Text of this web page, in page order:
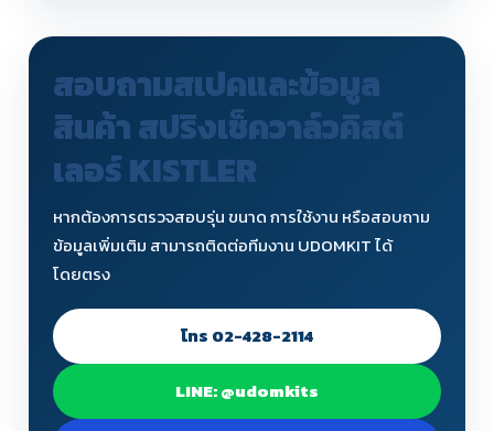
สอบถามสเปคและข้อมูล
สินค้า สปริงเช็ควาล์วคิสต์
เลอร์ KISTLER
หากต้องการตรวจสอบรุ่น ขนาด การใช้งาน หรือสอบถาม
ข้อมูลเพิ่มเติม สามารถติดต่อทีมงาน UDOMKIT ได้
โดยตรง
โทร 02-428-2114
LINE: @udomkits